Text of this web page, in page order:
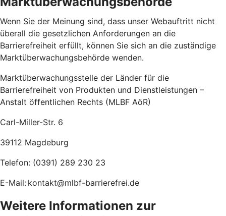
Wenn Sie der Meinung sind, dass unser Webauftritt nicht
überall die gesetzlichen Anforderungen an die
Barrierefreiheit erfüllt, können Sie sich an die zuständige
Marktüberwachungsbehörde wenden.
Marktüberwachungsstelle der Länder für die
Barrierefreiheit von Produkten und Dienstleistungen –
Anstalt öffentlichen Rechts (MLBF AöR)
Carl-Miller-Str. 6
39112 Magdeburg
Telefon: (0391) 289 230 23
E-Mail: kontakt@mlbf-barrierefrei.de
Weitere Informationen zur